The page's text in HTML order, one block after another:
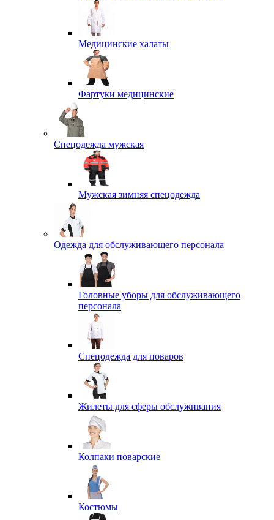
Медицинские халаты
Фартуки медицинские
Спецодежда мужская
Мужская зимняя спецодежда
Одежда для обслуживающего персонала
Головные уборы для обслуживающего
персонала
Спецодежда для поваров
Жилеты для сферы обслуживания
Колпаки поварские
Костюмы